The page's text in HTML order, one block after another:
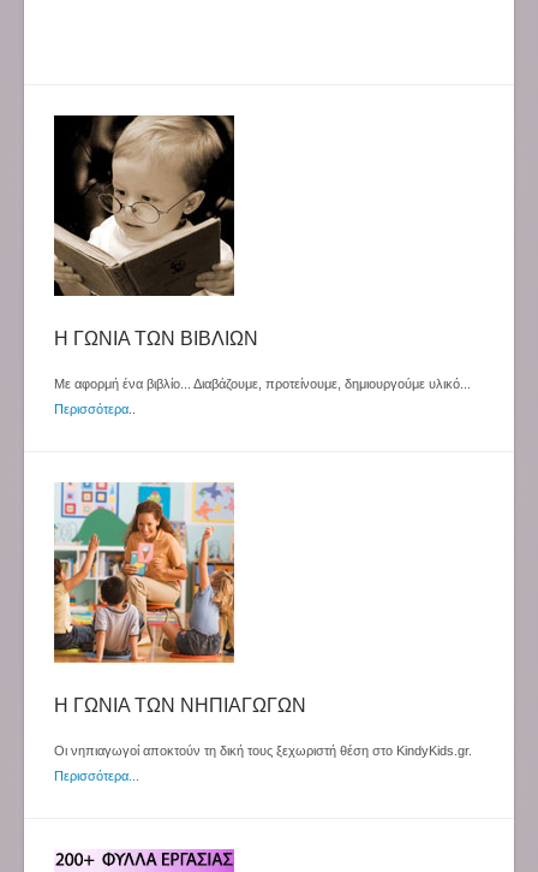
Η ΓΩΝΙΑ ΤΩΝ ΒΙΒΛΙΩΝ
Με αφορμή ένα βιβλίο... Διαβάζουμε, προτείνουμε, δημιουργούμε υλικό...
Περισσότερα
Η ΓΩΝΙΑ ΤΩΝ ΝΗΠΙΑΓΩΓΩΝ
Οι νηπιαγωγοί αποκτούν τη δική τους ξεχωριστή θέση στο KindyKids.gr.
Περισσότερα...